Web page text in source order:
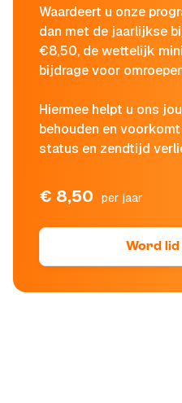
Waardeert u onze
dan met de jaarlijkse
€8,50, de wettelijk
bijdrage voor
Hiermee helpt u ons
behouden en
status en zendtijd
€ 8,50 per jaar
Word lid